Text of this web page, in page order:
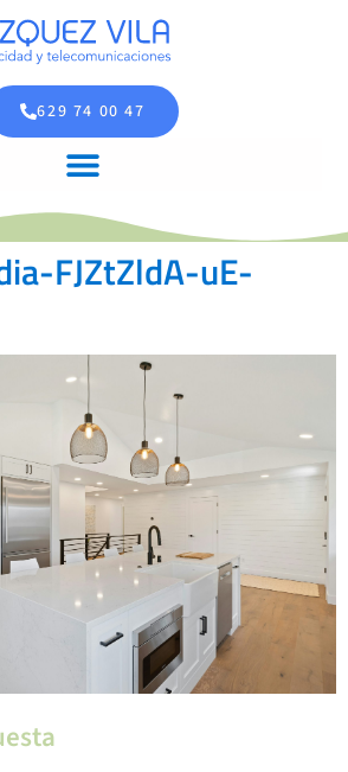
629 74 00 47
FJZtZldA-uE-